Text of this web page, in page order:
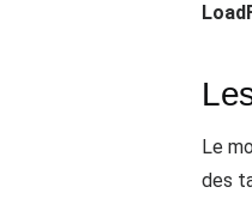
Le
des